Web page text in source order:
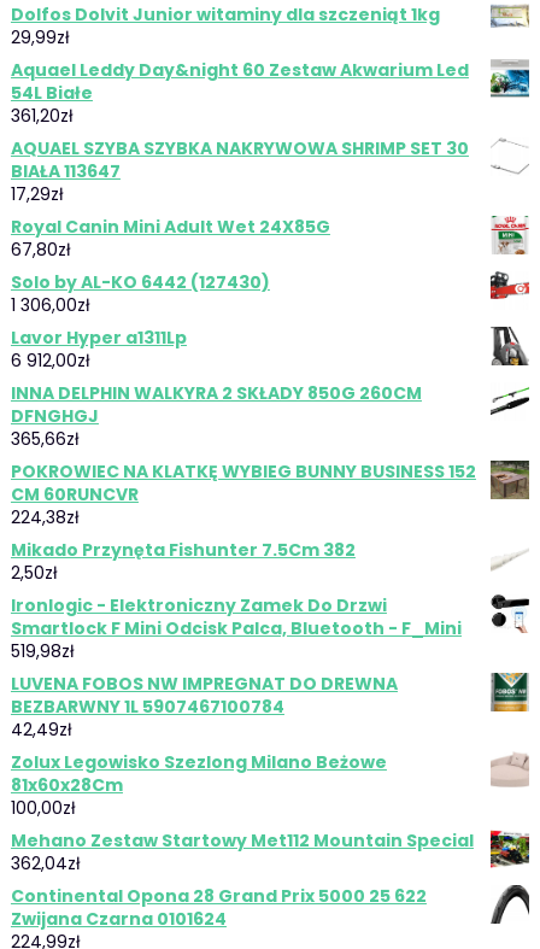
Dolfos Dolvit Junior witaminy dla szczeniąt 1kg
29,99zł
Aquael Leddy Day&night 60 Zestaw Akwarium Led
54L Białe
361,20zł
AQUAEL SZYBA SZYBKA NAKRYWOWA SHRIMP SET 30
BIAŁA 113647
17,29zł
Royal Canin Mini Adult Wet 24X85G
67,80zł
Solo by AL-KO 6442 (127430)
1 306,00zł
Lavor Hyper a1311Lp
6 912,00zł
INNA DELPHIN WALKYRA 2 SKŁADY 850G 260CM
DFNGHGJ
365,66zł
POKROWIEC NA KLATKĘ WYBIEG BUNNY BUSINESS 152
CM 60RUNCVR
224,38zł
Mikado Przynęta Fishunter 7.5Cm 382
2,50zł
Ironlogic - Elektroniczny Zamek Do Drzwi
Smartlock F Mini Odcisk Palca, Bluetooth - F_Mini
519,98zł
LUVENA FOBOS NW IMPREGNAT DO DREWNA
BEZBARWNY 1L 5907467100784
42,49zł
Zolux Legowisko Szezlong Milano Beżowe
81x60x28Cm
100,00zł
Mehano Zestaw Startowy Met112 Mountain Special
362,04zł
Continental Opona 28 Grand Prix 5000 25 622
Zwijana Czarna 0101624
224,99zł